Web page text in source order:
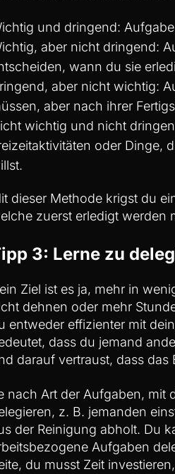
und dringend:
aber nicht dringend:
wann du sie
aber nicht wichtig:
aber nach ihrer
wichtig und nicht
oder Dinge,
dieser Methode krigst du
zuerst erledigt werden
3: Lerne zu
Ziel ist es ja, mehr in
dehnen oder mehr
entweder effizienter mit
dass du jemand
darauf vertraust, dass
nach Art der Aufgaben, mit
z. B. jemanden
der Reinigung abholt. Du
Aufgaben
du musst Zeit